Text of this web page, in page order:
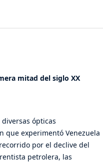
mitad del siglo XX
ópticas
que experimentó Venezuela
por el declive del
petrolera, las